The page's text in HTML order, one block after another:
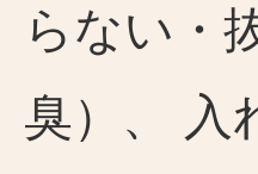
らない・
臭）、 入